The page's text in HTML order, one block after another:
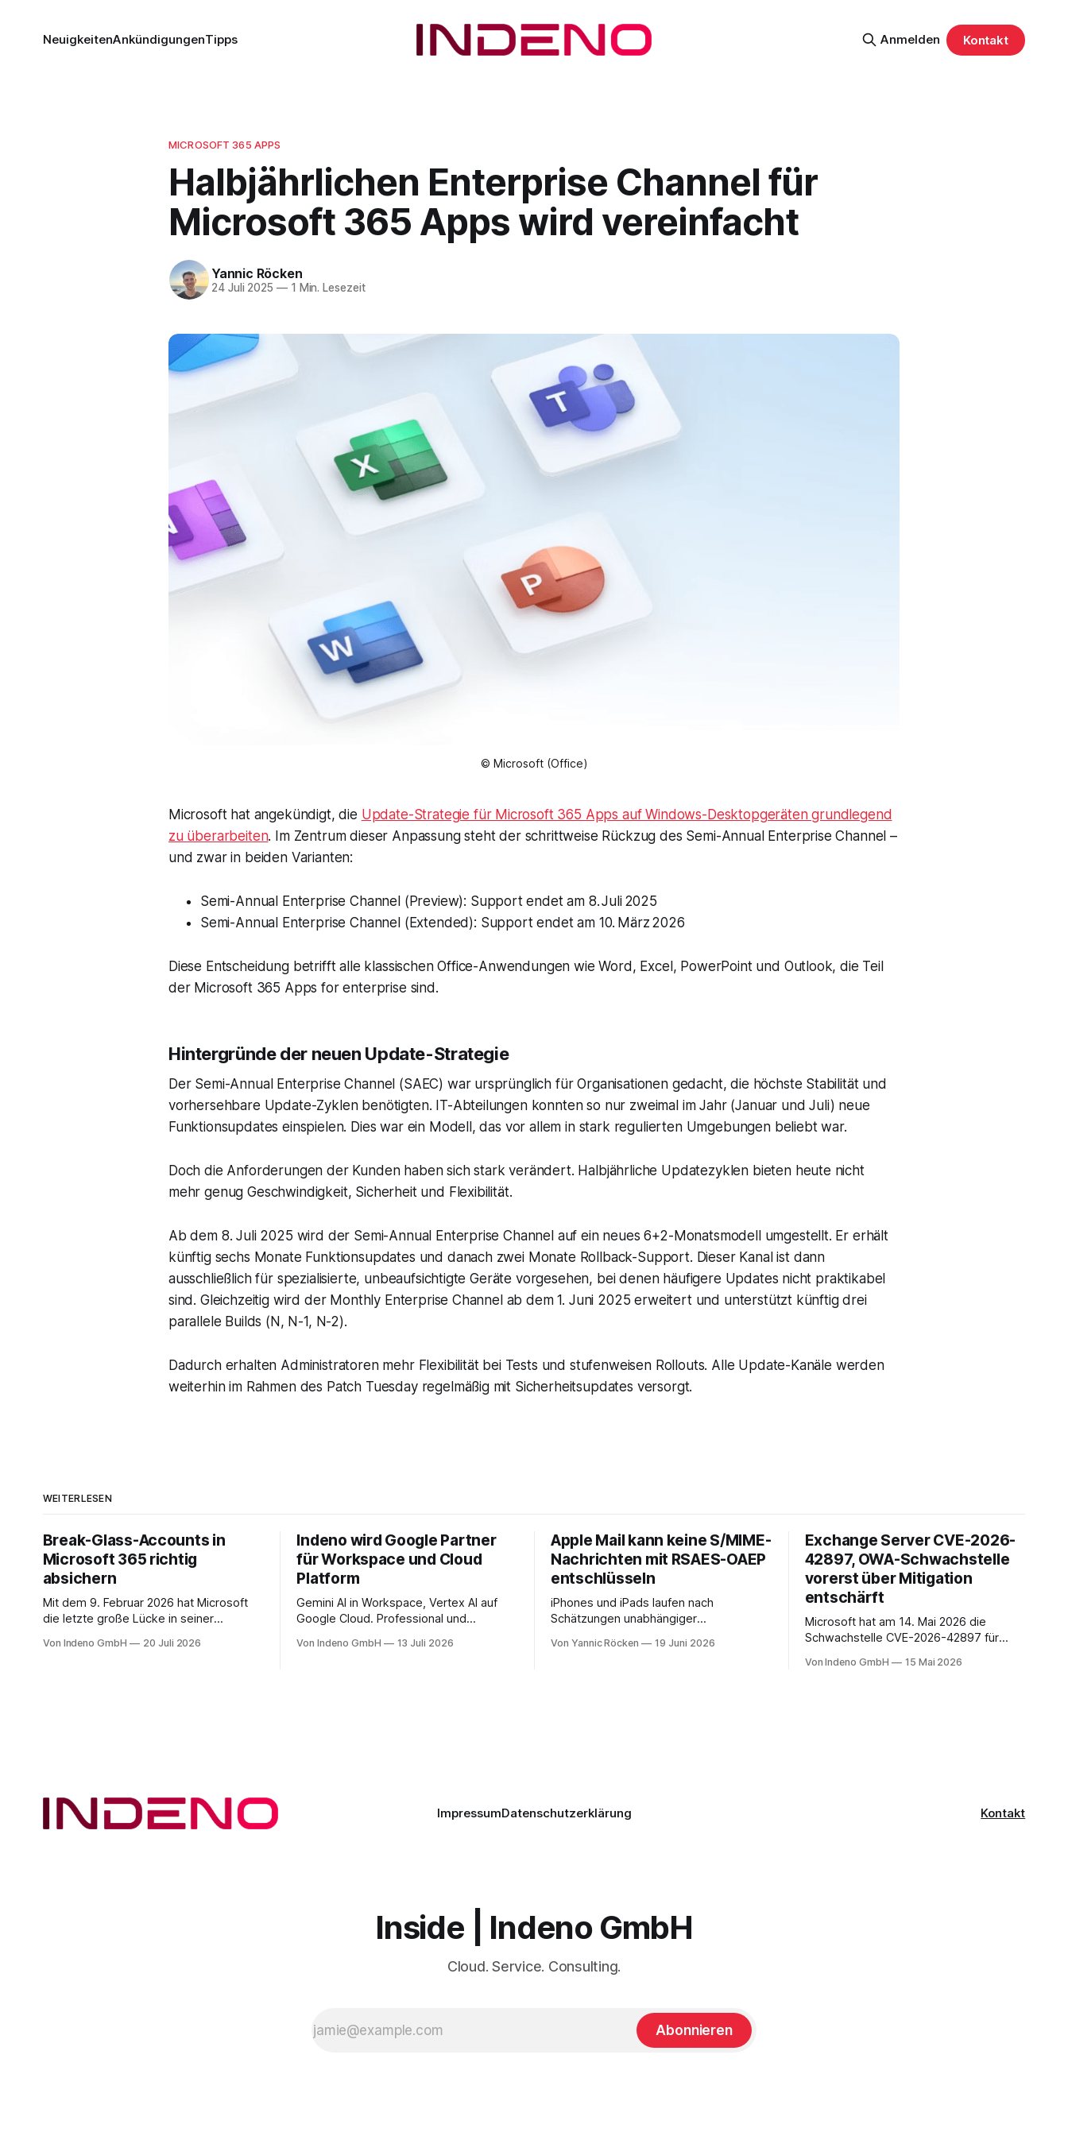
NeuigkeitenAnkündigungenTipps Anmelden Kontakt
MICROSOFT 365 APPS
Halbjährlichen Enterprise Channel für
Microsoft 365 Apps wird vereinfacht
Yannic Röcken
24 Juli 2025 —1 Min. Lesezeit
© Microsoft (Office)
Microsoft hat angekündigt, die Update-Strategie für Microsoft 365 Apps auf Windows-Desktopgeräten grundlegend
zu überarbeiten. Im Zentrum dieser Anpassung steht der schrittweise Rückzug des Semi-Annual Enterprise Channel –
und zwar in beiden Varianten:
Semi-Annual Enterprise Channel (Preview): Support endet am 8. Juli 2025
Semi-Annual Enterprise Channel (Extended): Support endet am 10. März 2026
Diese Entscheidung betrifft alle klassischen Office-Anwendungen wie Word, Excel, PowerPoint und Outlook, die Teil
der Microsoft 365 Apps for enterprise sind.
Hintergründe der neuen Update-Strategie
Der Semi-Annual Enterprise Channel (SAEC) war ursprünglich für Organisationen gedacht, die höchste Stabilität und
vorhersehbare Update-Zyklen benötigten. IT-Abteilungen konnten so nur zweimal im Jahr (Januar und Juli) neue
Funktionsupdates einspielen. Dies war ein Modell, das vor allem in stark regulierten Umgebungen beliebt war.
Doch die Anforderungen der Kunden haben sich stark verändert. Halbjährliche Updatezyklen bieten heute nicht
mehr genug Geschwindigkeit, Sicherheit und Flexibilität.
Ab dem 8. Juli 2025 wird der Semi-Annual Enterprise Channel auf ein neues 6+2-Monatsmodell umgestellt. Er erhält
künftig sechs Monate Funktionsupdates und danach zwei Monate Rollback-Support. Dieser Kanal ist dann
ausschließlich für spezialisierte, unbeaufsichtigte Geräte vorgesehen, bei denen häufigere Updates nicht praktikabel
sind. Gleichzeitig wird der Monthly Enterprise Channel ab dem 1. Juni 2025 erweitert und unterstützt künftig drei
parallele Builds (N, N-1, N-2).
Dadurch erhalten Administratoren mehr Flexibilität bei Tests und stufenweisen Rollouts. Alle Update-Kanäle werden
weiterhin im Rahmen des Patch Tuesday regelmäßig mit Sicherheitsupdates versorgt.
WEITERLESEN
Break-Glass-Accounts in
Microsoft 365 richtig
absichern
Mit dem 9. Februar 2026 hat Microsoft
die letzte große Lücke in seiner
geschlossen. Seit diesem Datum muss
Von Indeno GmbH 20 Juli 2026
Indeno wird Google Partner
für Workspace und Cloud
Platform
Gemini AI in Workspace, Vertex AI auf
Google Cloud. Professional und
Backup und Migration-as-a-Service für
Von Indeno GmbH 13 Juli 2026
Apple Mail kann keine S/MIME-
Nachrichten mit RSAES-OAEP
entschlüsseln
iPhones und iPads laufen nach
Schätzungen unabhängiger
Milliarden aktiven Geräten. Nach unserer
Von Yannic Röcken 19 Juni 2026
Exchange Server CVE-2026-
42897, OWA-Schwachstelle
vorerst über Mitigation
entschärft
Microsoft hat am 14. Mai 2026 die
Schwachstelle CVE-2026-42897 für
Sie liegt im Outlook-Web-Access-Stack
Von Indeno GmbH 15 Mai 2026
ImpressumDatenschutzerklärung Kontakt
Inside | Indeno GmbH
Cloud. Service. Consulting.
Abonnieren